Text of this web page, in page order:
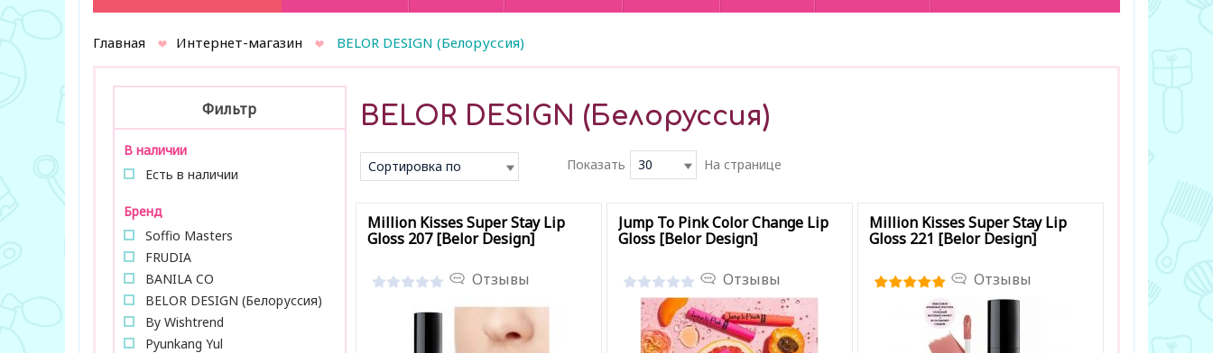
Главная Интернет-магазин BELOR DESIGN (Белоруссия)
Фильтр
В наличии
Есть в наличии
Бренд
Soffio Masters
FRUDIA
BANILA CО
BELOR DESIGN (Белоруссия)
By Wishtrend
Pyunkang Yul
BELOR DESIGN (Белоруссия)
Сортировка по
умолчанию
Показать 30 На странице
Million Kisses Super Stay Lip
Gloss 207 [Belor Design]
Отзывы
Jump To Pink Color Change Lip
Gloss [Belor Design]
Отзывы
Million Kisses Super Stay Lip
Gloss 221 [Belor Design]
Отзывы